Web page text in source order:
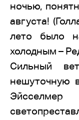
ночью,
августа!
лето было
холодным –
Сильный
нешуточную